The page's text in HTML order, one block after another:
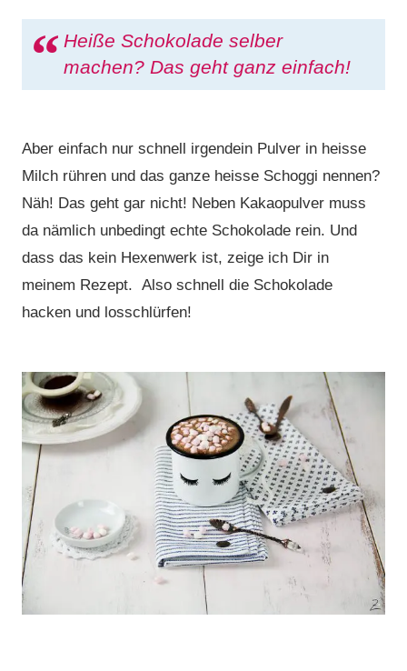
Heiße Schokolade selber
machen? Das geht ganz einfach!
Aber einfach nur schnell irgendein Pulver in heisse
Milch rühren und das ganze heisse Schoggi nennen?
Näh! Das geht gar nicht! Neben Kakaopulver muss
da nämlich unbedingt echte Schokolade rein. Und
dass das kein Hexenwerk ist, zeige ich Dir in
meinem Rezept. Also schnell die Schokolade
hacken und losschlürfen!